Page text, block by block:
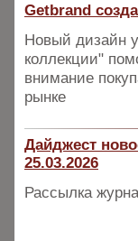
Getbrand
Новый дизайн
коллекции"
внимание
рынке
Дайджест
25.03.2026
Рассылка